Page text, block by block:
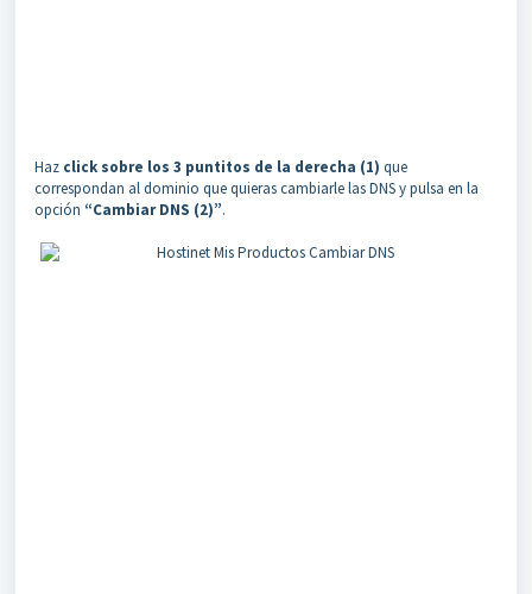
Haz click sobre los 3 puntitos de la derecha (1) que
correspondan al dominio que quieras cambiarle las DNS y pulsa en la
opción “Cambiar DNS (2)”.